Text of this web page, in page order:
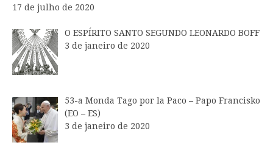
17 de julho de 2020
O ESPÍRITO SANTO SEGUNDO LEONARDO BOFF
3 de janeiro de 2020
53-a Monda Tago por la Paco – Papo Francisko
(EO – ES)
3 de janeiro de 2020